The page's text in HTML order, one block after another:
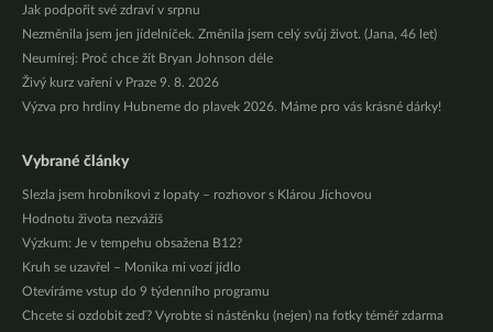
Jak podpořit své zdraví v srpnu
Nezměnila jsem jen jídelníček. Změnila jsem celý svůj život. (Jana, 46 let)
Neumírej: Proč chce žít Bryan Johnson déle
Živý kurz vaření v Praze 9. 8. 2026
Výzva pro hrdiny Hubneme do plavek 2026. Máme pro vás krásné dárky!
Vybrané články
Slezla jsem hrobníkovi z lopaty – rozhovor s Klárou Jíchovou
Hodnotu života nezvážíš
Výzkum: Je v tempehu obsažena B12?
Kruh se uzavřel – Monika mi vozí jídlo
Otevíráme vstup do 9 týdenního programu
Chcete si ozdobit zeď? Vyrobte si nástěnku (nejen) na fotky téměř zdarma